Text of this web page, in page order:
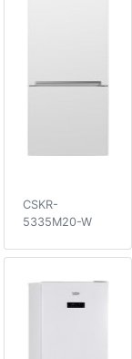
CSKR-
5335M20-W